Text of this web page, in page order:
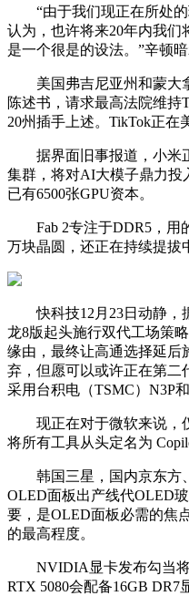
“由于我们现正在所处的
认为，也许将来20年内我
是一个很是的设法。”辛顿暗
美国弗吉尼亚州和蒙大
陈述书，请求最高法院维持
20州插手上述。TikTok正在
据界面旧事报道，小米
集群，将对AI大模子鼎力投
已有6500张GPU资本。
Fab 2专注于DDR5，用
万块晶圆，还正在持续提拔
快科技12月23日动静，
龙8版起头施行双代工场策
缘由，最终让高通选择延后
弃，但愿可以或许正在第二
采用台积电（TSMC）N3P和
现正在对于微软来说，仅
将所有工具从头定名为
韩国三星，国内京东方
OLED面板出产线代OLED
要，是OLED面板必需的焦
的最高程度。
NVIDIA显卡发布勾当将
RTX 5080会配备16GB